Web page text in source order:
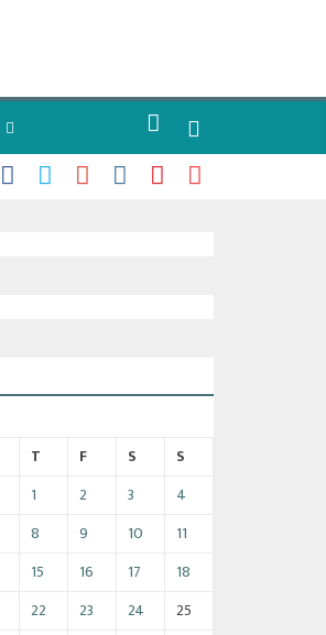
T F S
S
1
2 3
4
8 9 10
11
15 16 17
18
22 23 24
25